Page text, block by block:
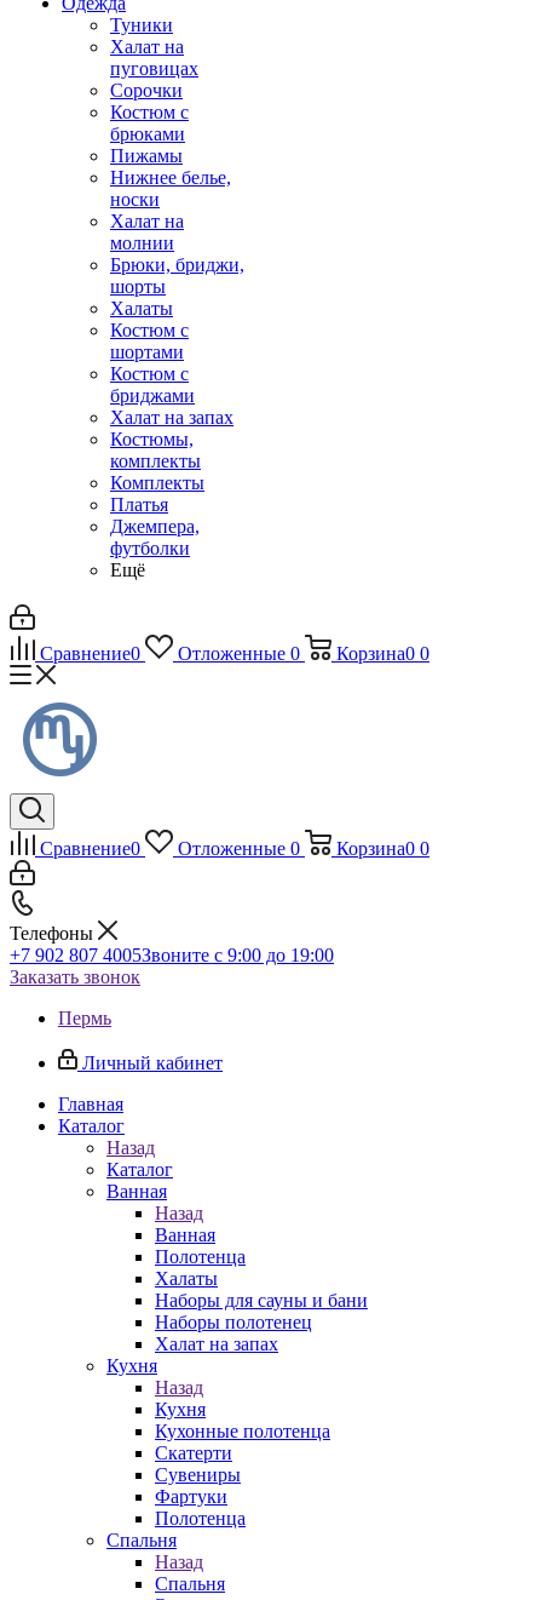
Туники
Халат на
пуговицах
Сорочки
Костюм с
брюками
Пижамы
Нижнее белье,
носки
Халат на
молнии
Брюки, бриджи,
шорты
Халаты
Костюм с
шортами
Костюм с
бриджами
Халат на запах
Костюмы,
комплекты
Комплекты
Платья
Джемпера,
футболки
Ещё
Сравнение0 Отложенные 0 Корзина0 0
Сравнение0 Отложенные 0 Корзина0 0
Телефоны
+7 902 807 4005Звоните с 9:00 до 19:00
Заказать звонок
Пермь
Личный кабинет
Главная
Каталог
Назад
Каталог
Ванная
Назад
Ванная
Полотенца
Халаты
Наборы для сауны и бани
Наборы полотенец
Халат на запах
Кухня
Назад
Кухня
Кухонные полотенца
Скатерти
Сувениры
Фартуки
Полотенца
Спальня
Назад
Спальня